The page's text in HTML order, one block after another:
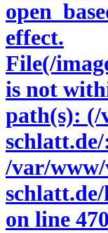
effect.
File(/
is not
path(s): (/
/var/
on line 470